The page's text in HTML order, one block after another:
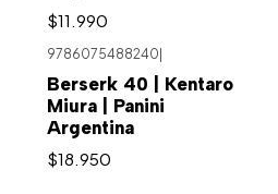
$11.990
9786075488240|
Berserk 40 | Kentaro
Miura | Panini
Argentina
$18.950